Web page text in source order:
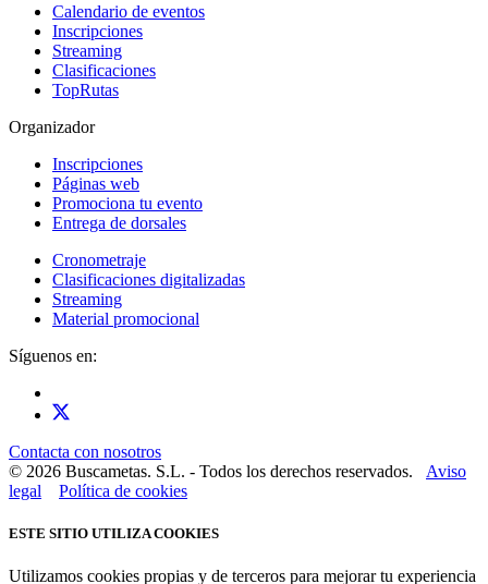
Calendario de eventos
Inscripciones
Streaming
Clasificaciones
TopRutas
Organizador
Inscripciones
Páginas web
Promociona tu evento
Entrega de dorsales
Cronometraje
Clasificaciones digitalizadas
Streaming
Material promocional
Síguenos en:
Contacta con nosotros
© 2026 Buscametas. S.L. - Todos los derechos reservados. Aviso
legal
Política de cookies
ESTE SITIO UTILIZA COOKIES
Utilizamos cookies propias y de terceros para mejorar tu experiencia